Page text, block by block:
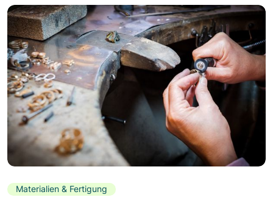
Materialien & Fertigung